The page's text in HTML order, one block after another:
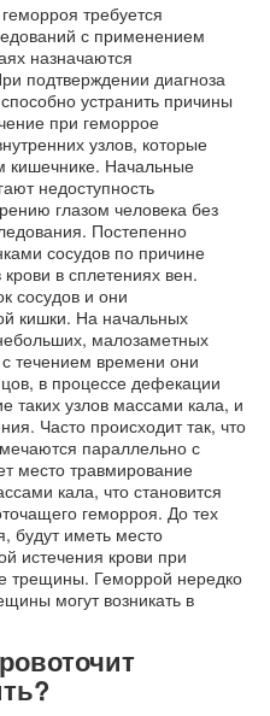
требуется
с применением
назначаются
подтверждении диагноза
устранить причины
при геморрое
узлов, которые
кишечнике. Начальные
недоступность
глазом человека без
Постепенно
сосудов по причине
в сплетениях вен.
сосудов и они
кишки. На начальных
малозаметных
течением времени они
в процессе дефекации
таких узлов массами кала, и
Часто происходит так, что
параллельно с
место травмирование
кала, что становится
геморроя. До тех
будут иметь место
истечения крови при
трещины. Геморрой нередко
могут возникать в